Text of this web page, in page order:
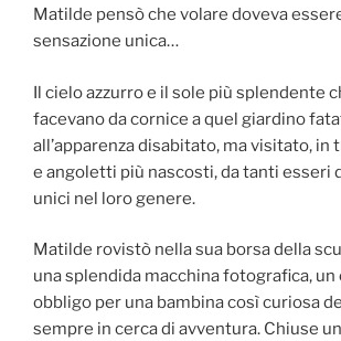
Matilde pensò che volare doveva
sensazione unica…
Il cielo azzurro e il sole più splendente
facevano da cornice a quel giardino
all’apparenza disabitato, ma visitato,
e angoletti più nascosti, da tanti esseri
unici nel loro genere.
Matilde rovistò nella sua borsa della
una splendida macchina fotografica,
obbligo per una bambina così curiosa
sempre in cerca di avventura. Chiuse